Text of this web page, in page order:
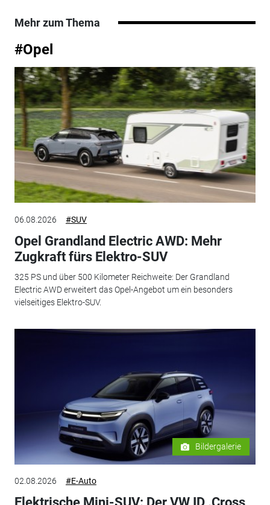
Mehr zum Thema
#Opel
06.08.2026 #SUV
Opel Grandland Electric AWD: Mehr
Zugkraft fürs Elektro-SUV
325 PS und über 500 Kilometer Reichweite: Der Grandland
Electric AWD erweitert das Opel-Angebot um ein besonders
vielseitiges Elektro-SUV.
Bildergalerie
02.08.2026 #E-Auto